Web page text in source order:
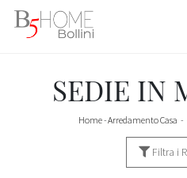
SEDIE IN
Home-Arredamento Casa -
Filtra i